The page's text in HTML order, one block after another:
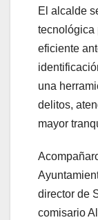
El alcalde
tecnológica
eficiente
una
delitos,
mayor
director de
comisario